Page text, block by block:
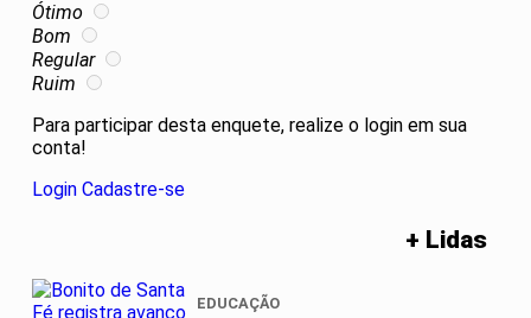
Ótimo
Bom
Regular
Ruim
Para participar desta enquete, realize o login em sua
conta!
Login Cadastre-se
+ Lidas
EDUCAÇÃO